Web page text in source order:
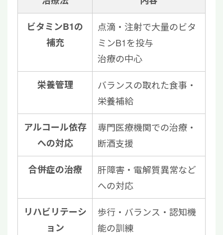
ビタミンB1の
補充
点滴・注射で大量のビタ
ミンB1を投与
治療の中心
栄養管理
バランスの取れた食事・
栄養補給
アルコール依存
への対応
専門医療機関での治療・
断酒支援
合併症の治療
肝障害・電解質異常など
への対応
リハビリテーシ
ョン
歩行・バランス・認知機
能の訓練